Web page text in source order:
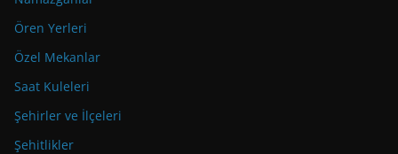
Ören Yerleri
Özel Mekanlar
Saat Kuleleri
Şehirler ve İlçeleri
Şehitlikler